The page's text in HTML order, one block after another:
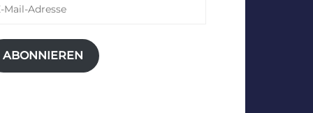
ABONNIEREN